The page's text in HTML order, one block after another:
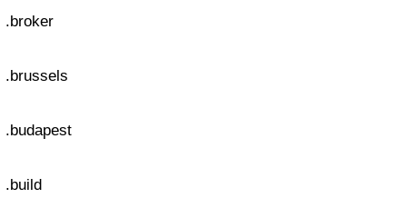
.broker
.brussels
.budapest
.build